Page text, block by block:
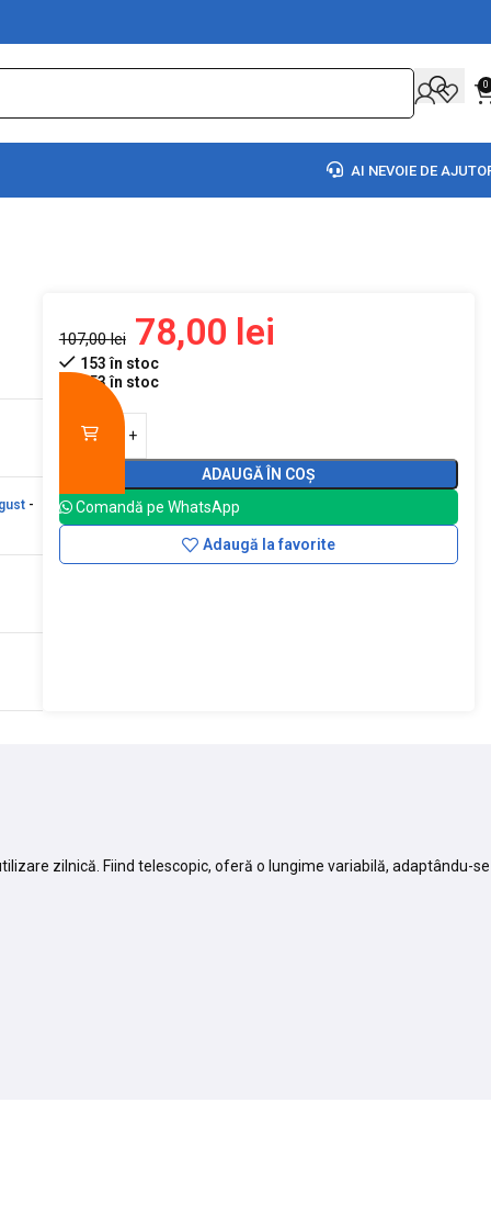
0
AI NEVOIE DE
-
107,00lei 78,00 lei
153 în stoc
153 în stoc
ADAUGĂ ÎN COȘ
Comandă pe WhatsApp
Adaugă la favorite
zilnică. Fiind telescopic, oferă o lungime variabilă, adaptându-se